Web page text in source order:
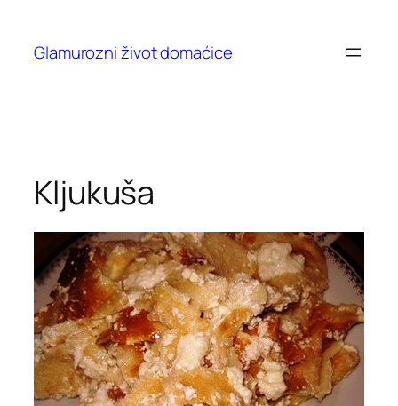
content
Glamurozni život domaćice
Kljukuša